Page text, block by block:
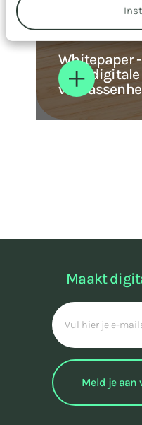
Whitepaper
naar digitale
Maakt